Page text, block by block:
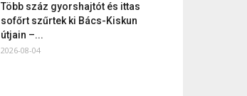
Több száz gyorshajtót és ittas
sofőrt szűrtek ki Bács-Kiskun
útjain –...
2026-08-04